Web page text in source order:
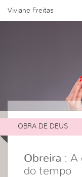
Viviane Freitas
OBRA DE DEUS
Obreira : A
do tempo